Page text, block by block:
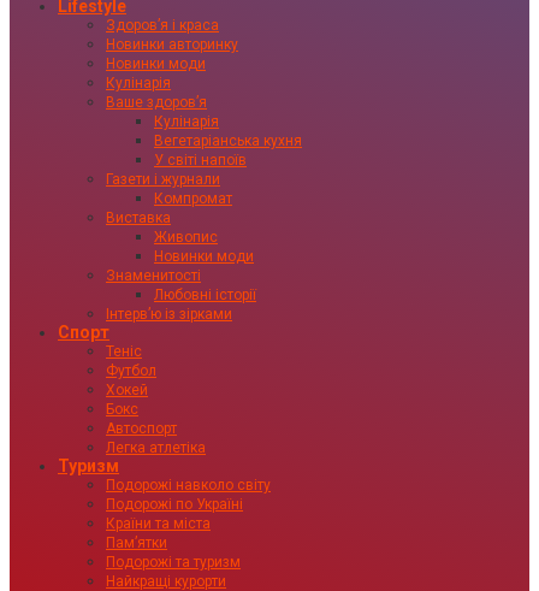
Lifestyle
Здоровʼя і краса
Новинки авторинку
Новинки моди
Кулінарія
Ваше здоровʼя
Кулінарія
Вегетаріанська кухня
У світі напоїв
Газети і журнали
Компромат
Виставка
Живопис
Новинки моди
Знаменитості
Любовні історії
Інтервʼю із зірками
Спорт
Теніс
Футбол
Хокей
Бокс
Автоспорт
Легка атлетіка
Туризм
Подорожі навколо світу
Подорожі по Україні
Країни та міста
Пам’ятки
Подорожі та туризм
Найкращі курорти